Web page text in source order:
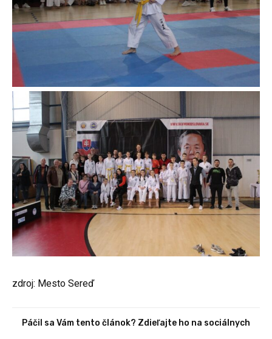
zdroj: Mesto Sereď
Páčil sa Vám tento článok? Zdieľajte ho na sociálnych